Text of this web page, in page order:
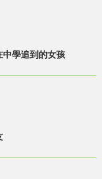
中學追到的女孩